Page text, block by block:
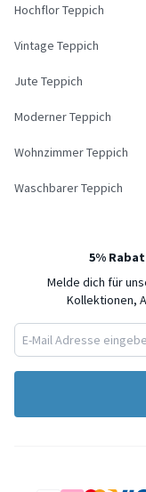
Hochflor Teppich
Vintage Teppich
Jute Teppich
Moderner Teppich
Wohnzimmer Teppich
Waschbarer Teppich
5%
Melde dich für
Kollektionen,